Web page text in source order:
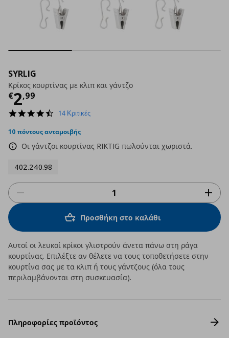
SYRLIG
Κρίκος κουρτίνας με κλιπ και γάντζο
€2,99
Τρέχουσα τιμή
4.3
rating
14 Κριτικές
10 πόντους ανταμοιβής
Οι γάντζοι κουρτίνας RIKTIG πωλούνται χωριστά.
402.240.98
Προσθήκη στο καλάθι
Αυτοί οι λευκοί κρίκοι γλιστρούν άνετα πάνω στη ράγα
κουρτίνας. Επιλέξτε αν θέλετε να τους τοποθετήσετε στην
κουρτίνα σας με τα κλιπ ή τους γάντζους (όλα τους
περιλαμβάνονται στη συσκευασία).
Πληροφορίες προϊόντος